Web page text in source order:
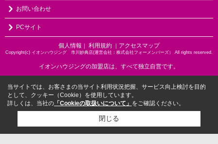
お問い合わせ
PCサイト
個人情報 ｜ 利用規約 ｜ アクセスマップ
Copyright(c) イオンハウジング 市川妙典店(運営会社：株式会社フォーメンバーズ） All rights reserved.
イオンハウジングの加盟店は、すべて独立自営です。
当サイトでは、お客さまの当サイト利用状況把握、サービス向上検討を目的
として、クッキー（Cookie）を使用しています。
詳しくは、当社の 「Cookieの取扱いについて」 をご確認ください。
閉じる